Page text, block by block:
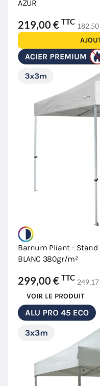
AZUR
219,00 € TTC
Barnum Pliant -
BLANC 380gr/m²
299,00 € TTC
VOIR LE PRODUIT